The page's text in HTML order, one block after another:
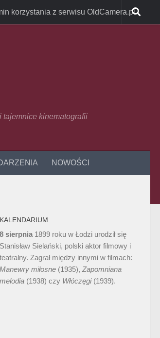
korzystania z serwisu OldCamera.pl
tajemnice kinematografii
NOWOŚCI
KALENDARIUM
8 sierpnia 1899 roku w Łodzi urodził się
Stanisław Sielański, polski aktor filmowy i
teatralny. Zagrał między innymi w filmach:
Manewry miłosne (1935), Zapomniana
melodia (1938) czy Włóczęgi(1939).